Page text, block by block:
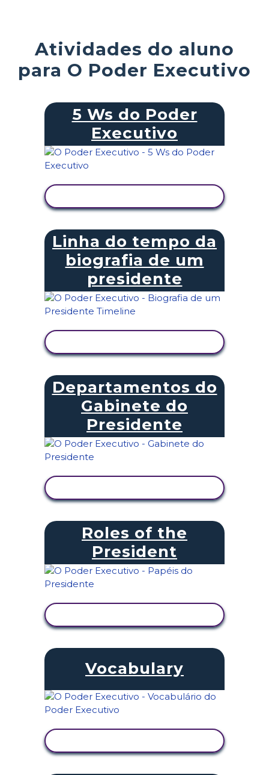
Atividades do aluno
para O Poder Executivo
5 Ws do Poder
Executivo
Linha do tempo da
biografia de um
presidente
Departamentos do
Gabinete do
Presidente
Roles of the
President
Vocabulary